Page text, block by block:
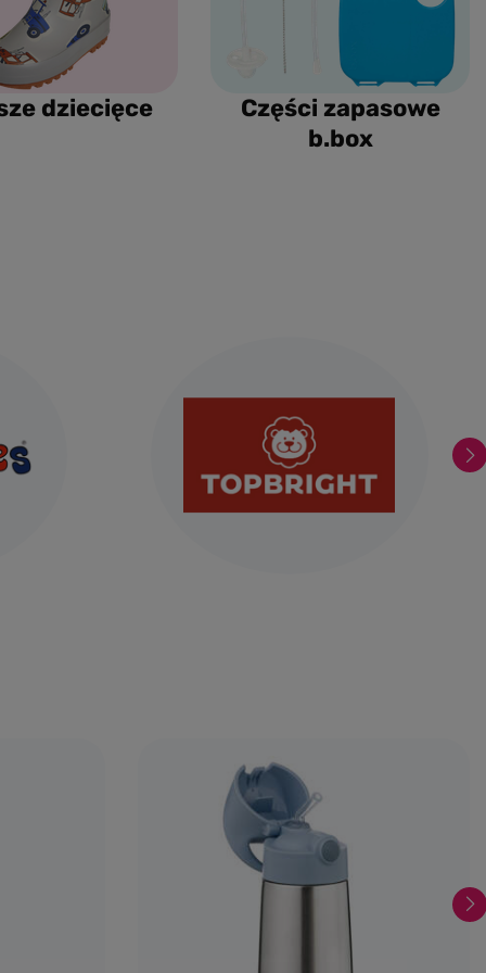
dziecięce
Części zapasowe
b.box